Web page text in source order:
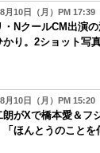
月10日（月）PM 17:39
・NクールCM出演
かり。2ショット写
月10日（月）PM 15:20
朗がXで橋本愛＆フ
「ほんとうのこと